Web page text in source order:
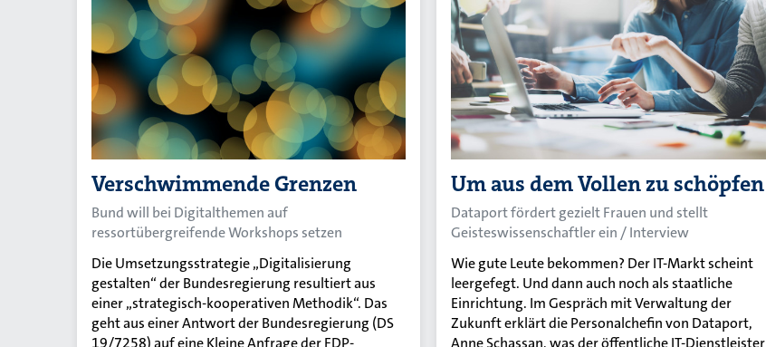
Verschwimmende Grenzen
Bund will bei Digitalthemen auf
ressortübergreifende Workshops setzen
Die Umsetzungsstrategie „Digitalisierung
gestalten“ der Bundesregierung resultiert aus
einer „strategisch-kooperativen Methodik“. Das
geht aus einer Antwort der Bundesregierung (DS
19/7258) auf eine Kleine Anfrage der FDP-
Um aus dem Vollen zu schöpfen
Dataport fördert gezielt Frauen und stellt
Geisteswissenschaftler ein / Interview
Wie gute Leute bekommen? Der IT-Markt scheint
leergefegt. Und dann auch noch als staatliche
Einrichtung. Im Gespräch mit Verwaltung der
Zukunft erklärt die Personalchefin von Dataport,
Anne Schassan, was der öffentliche IT-Dienstleister